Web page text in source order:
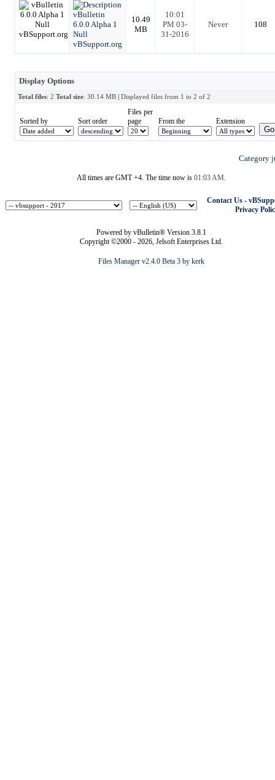
vBulletin
6.0.0 Alpha 1
Null
vBSupport.org
10.49
MB
10:01
PM 03-
31-2016
Never 108
Display Options
Total files: 2 Total size: 30.14 MB | Displayed files from 1 to 2 of 2
Sorted by Sort order
Files per
page
From the Extension
Category
All times are GMT +4. The time now is 01:03 AM
Contact Us -
Privacy
Powered by vBulletin® Version 3.8.1
Copyright ©2000 - 2026, Jelsoft Enterprises Ltd.
Files Manager v2.4.0 Beta 3 by kerk